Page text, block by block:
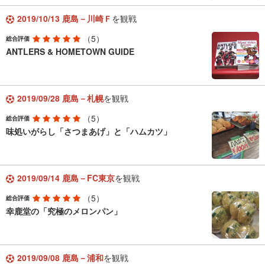
2019/10/13 鹿島－川崎Ｆ を観戦
総合評価
（5）
ANTLERS & HOMETOWN GUIDE
2019/09/28 鹿島－札幌を観戦
総合評価
（5）
味処いがらし「さつまあげ」と「ハムカツ」
2019/09/14 鹿島－FC東京を観戦
総合評価
（5）
幸鹿堂の「究極のメロンパン」
2019/09/08 鹿島－浦和を観戦